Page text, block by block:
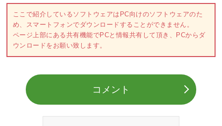
ここで紹介しているソフトウェアはPC向けのソフトウェアのた
め、スマートフォンでダウンロードすることができません。
ページ上部にある共有機能でPCと情報共有して頂き、PCからダ
ウンロードをお願い致します。
コメント